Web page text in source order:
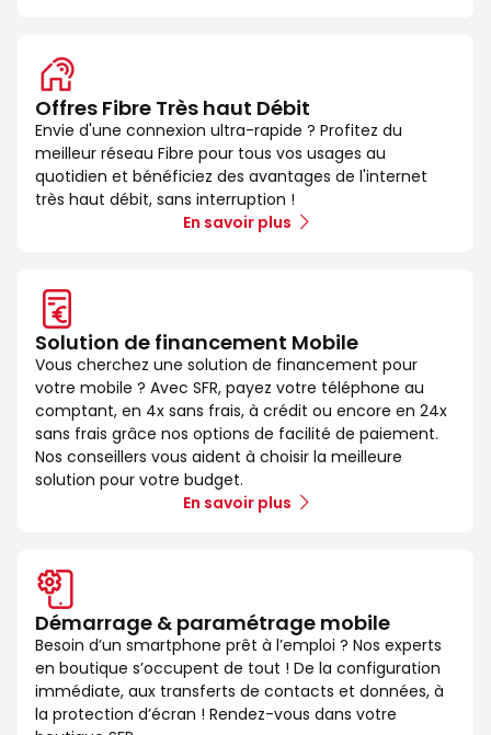
Offres Fibre Très haut Débit
Envie d'une connexion ultra-rapide ? Profitez du
meilleur réseau Fibre pour tous vos usages au
quotidien et bénéficiez des avantages de l'internet
très haut débit, sans interruption !
En savoir plus
Solution de financement Mobile
Vous cherchez une solution de financement pour
votre mobile ? Avec SFR, payez votre téléphone au
comptant, en 4x sans frais, à crédit ou encore en 24x
sans frais grâce nos options de facilité de paiement.
Nos conseillers vous aident à choisir la meilleure
solution pour votre budget.
En savoir plus
Démarrage & paramétrage mobile
Besoin d’un smartphone prêt à l’emploi ? Nos experts
en boutique s’occupent de tout ! De la configuration
immédiate, aux transferts de contacts et données, à
la protection d’écran ! Rendez-vous dans votre